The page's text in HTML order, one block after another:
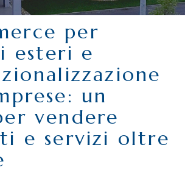
per
esteri e
un
vendere
e servizi oltre